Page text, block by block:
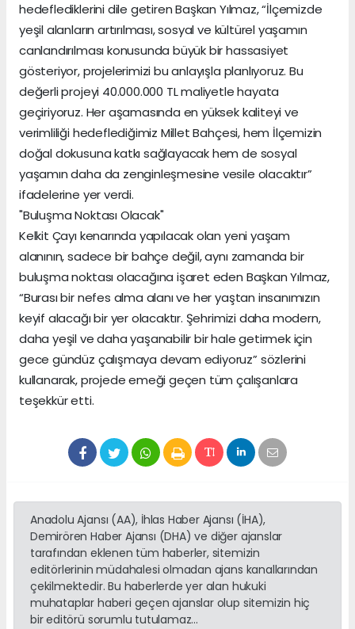
hedeflediklerini dile getiren Başkan Yılmaz, “İlçemizde
yeşil alanların artırılması, sosyal ve kültürel yaşamın
canlandırılması konusunda büyük bir hassasiyet
gösteriyor, projelerimizi bu anlayışla planlıyoruz. Bu
değerli projeyi 40.000.000 TL maliyetle hayata
geçiriyoruz. Her aşamasında en yüksek kaliteyi ve
verimliliği hedeflediğimiz Millet Bahçesi, hem İlçemizin
doğal dokusuna katkı sağlayacak hem de sosyal
yaşamın daha da zenginleşmesine vesile olacaktır”
ifadelerine yer verdi.
"Buluşma Noktası Olacak"
Kelkit Çayı kenarında yapılacak olan yeni yaşam
alanının, sadece bir bahçe değil, aynı zamanda bir
buluşma noktası olacağına işaret eden Başkan Yılmaz,
“Burası bir nefes alma alanı ve her yaştan insanımızın
keyif alacağı bir yer olacaktır. Şehrimizi daha modern,
daha yeşil ve daha yaşanabilir bir hale getirmek için
gece gündüz çalışmaya devam ediyoruz” sözlerini
kullanarak, projede emeği geçen tüm çalışanlara
teşekkür etti.
Anadolu Ajansı (AA), İhlas Haber Ajansı (İHA),
Demirören Haber Ajansı (DHA) ve diğer ajanslar
tarafından eklenen tüm haberler, sitemizin
editörlerinin müdahalesi olmadan ajans kanallarından
çekilmektedir. Bu haberlerde yer alan hukuki
muhataplar haberi geçen ajanslar olup sitemizin hiç
bir editörü sorumlu tutulamaz...